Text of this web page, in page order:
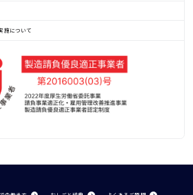
施について